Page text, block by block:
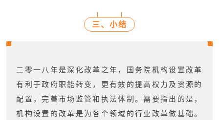
三、小结
二零一八年是深化改革之年，国务院机构设置改革
有利于政府职能转变，更有效的提高权力及资源的
配置，完善市场监管和执法体制。需要指出的是，
机构设置的改革是为各个领域的行业改革做基础。